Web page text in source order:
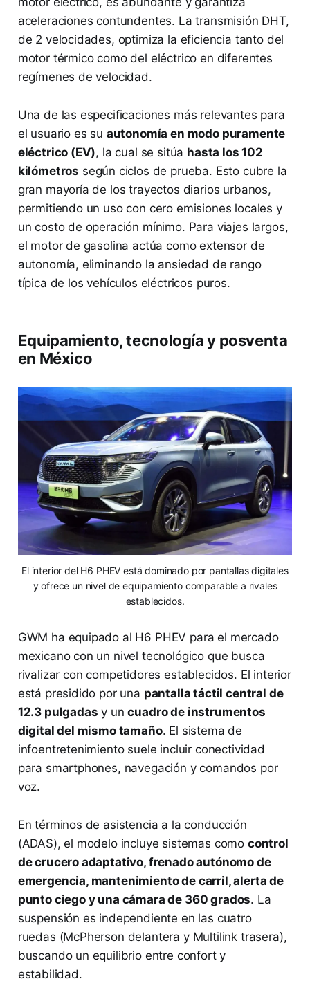
aceleraciones contundentes. La transmisión DHT,
de 2 velocidades, optimiza la eficiencia tanto del
motor térmico como del eléctrico en diferentes
regímenes de velocidad.
Una de las especificaciones más relevantes para
el usuario es su autonomía en modo puramente
eléctrico (EV), la cual se sitúa hasta los 102
kilómetros según ciclos de prueba. Esto cubre la
gran mayoría de los trayectos diarios urbanos,
permitiendo un uso con cero emisiones locales y
un costo de operación mínimo. Para viajes largos,
el motor de gasolina actúa como extensor de
autonomía, eliminando la ansiedad de rango
típica de los vehículos eléctricos puros.
Equipamiento, tecnología y posventa
en México
El interior del H6 PHEV está dominado por pantallas digitales
y ofrece un nivel de equipamiento comparable a rivales
establecidos.
GWM ha equipado al H6 PHEV para el mercado
mexicano con un nivel tecnológico que busca
rivalizar con competidores establecidos. El interior
está presidido por una pantalla táctil central de
12.3 pulgadas y uncuadro de instrumentos
digital del mismo tamaño. El sistema de
infoentretenimiento suele incluir conectividad
para smartphones, navegación y comandos por
voz.
En términos de asistencia a la conducción
(ADAS), el modelo incluye sistemas como control
de crucero adaptativo, frenado autónomo de
emergencia, mantenimiento de carril, alerta de
punto ciego y una cámara de 360 grados. La
suspensión es independiente en las cuatro
ruedas (McPherson delantera y Multilink trasera),
buscando un equilibrio entre confort y
estabilidad.